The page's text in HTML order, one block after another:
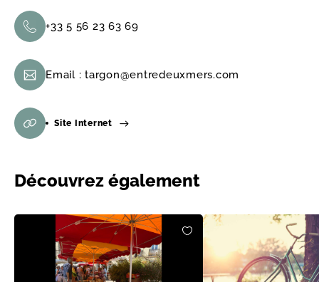
+33 5 56 23 63 69
Email : targon@entredeuxmers.com
Site Internet
Découvrez également